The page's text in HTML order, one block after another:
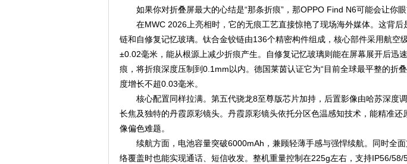
如果你对折叠屏最大的心结是“那条折痕”，那OPPO Find N6可能会让你眼
在MWC 2026上亮相时，它的无痕工艺直接惊艳了现场海外媒体。这背
链和自修复记忆玻璃。钛合金铰链由136个精密构件组成，核心部件采用航空
±0.02毫米，能从根源上减少折痕产生。自修复记忆玻璃则能在屏幕展开后迅
痕，将折痕深度压制到0.1mm以内。德国莱茵认证它为“目前全球最平整的折
度增长不超0.03毫米。
核心配置同样拉满。第五代骁龙8至尊版芯片加持，后置影像由哈苏深度
长焦及独特的丹霞原彩镜头。丹霞原彩镜头依托分区色温感知技术，能精准还
像偏色难题。
续航方面，电池容量突破6000mAh，兼顾轻薄手感与强悍续航。同时全
络覆盖时也能实现通话、短信收发。整机重量控制在225g左右，支持IP56/58/